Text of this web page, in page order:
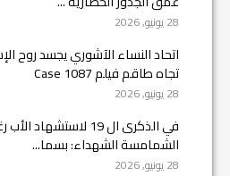
28 يونيو, 2026
اتحاد النساء الآشوري يجسد روح
تجاه طاقم فيلم Case 1087
28 يونيو, 2026
في الذكرى ال 19
الشمامسة الشهداء: بسما...
28 يونيو, 2026